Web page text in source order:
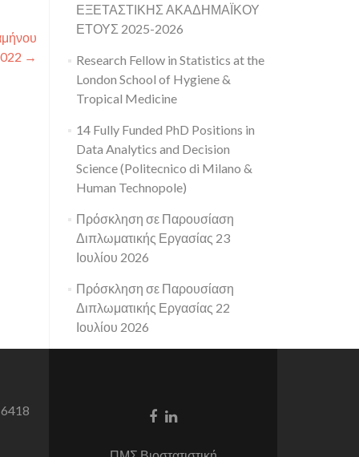
→
ΕΞΕΤΑΣΤΙΚΗΣ ΑΚΑΔΗΜΑΪΚΟΥ
ΕΤΟΥΣ 2025-2026
Research Fellow in Statistics at the
London School of Hygiene &
Tropical Medicine
14 Fully Funded PhD Positions in
Data Analytics and Decision
Science (Politecnico di Milano &
Human Technopole)
Πρόσκληση σε Παρουσίαση
Διπλωματικής Εργασίας 23
Ιουλίου 2026
Πρόσκληση σε Παρουσίαση
Διπλωματικής Εργασίας 22
Ιουλίου 2026
Facebook
Linkedin